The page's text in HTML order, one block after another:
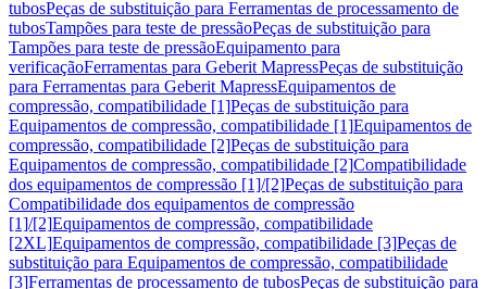
tubosPeças de substituição para Ferramentas de processamento de
tubosTampões para teste de pressãoPeças de substituição para
Tampões para teste de pressãoEquipamento para
verificaçãoFerramentas para Geberit MapressPeças de substituição
para Ferramentas para Geberit MapressEquipamentos de
compressão, compatibilidade [1]Peças de substituição para
Equipamentos de compressão, compatibilidade [1]Equipamentos de
compressão, compatibilidade [2]Peças de substituição para
Equipamentos de compressão, compatibilidade [2]Compatibilidade
dos equipamentos de compressão [1]/[2]Peças de substituição para
Compatibilidade dos equipamentos de compressão
[1]/[2]Equipamentos de compressão, compatibilidade
[2XL]Equipamentos de compressão, compatibilidade [3]Peças de
substituição para Equipamentos de compressão, compatibilidade
[3]Ferramentas de processamento de tubosPeças de substituição para